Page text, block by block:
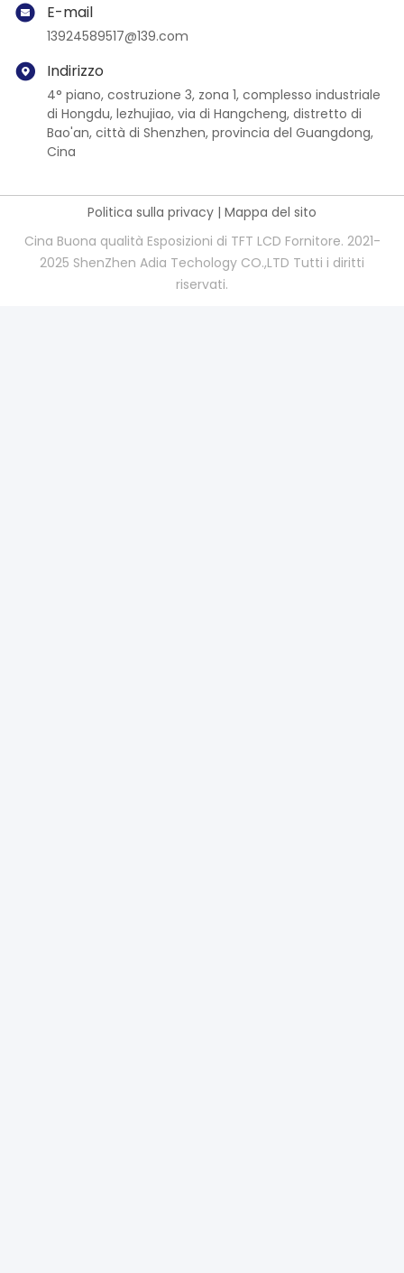
E-mail
13924589517@139.com
Indirizzo
4° piano, costruzione 3, zona 1, complesso industriale
di Hongdu, lezhujiao, via di Hangcheng, distretto di
Bao'an, città di Shenzhen, provincia del Guangdong,
Cina
Politica sulla privacy | Mappa del sito
Cina Buona qualità Esposizioni di TFT LCD Fornitore. 2021-
2025 ShenZhen Adia Techology CO.,LTD Tutti i diritti
riservati.